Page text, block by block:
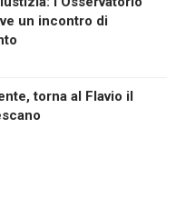
un incontro di
torna al Flavio il